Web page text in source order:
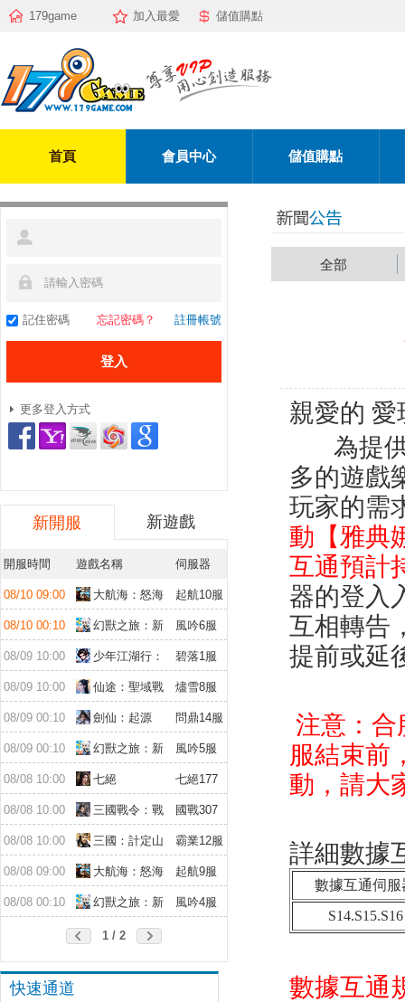
179game 加入最愛 儲值購點
首頁 會員中心 儲值購點
記住密碼 忘記密碼？ 註冊帳號
更多登入方式
新開服 新遊戲
開服時間 遊戲名稱 伺服器
08/10 09:00
大航海：怒海
遠征
起航10服
08/10 00:10
幻獸之旅：新
紀元
風吟6服
08/09 10:00
少年江湖行：
福利版
碧落1服
08/09 10:00
仙途：聖域戰
場
燼雪8服
08/09 00:10 劍仙：起源 問鼎14服
08/09 00:10
幻獸之旅：新
紀元
風吟5服
08/08 10:00 七絕
七絕177
08/08 10:00
三國戰令：戰
略版
國戰307
08/08 10:00
三國：計定山
河
霸業12服
08/08 09:00
大航海：怒海
遠征
起航9服
08/08 00:10
幻獸之旅：新
風吟4服
1 / 2
快速通道
全部
親愛的
為提供
多的遊戲
玩家的需
動【雅典
互通預計
器的登入
互相轉告
提前或延
注意： 合
服結束前
動，請大
詳細數據
數據互通伺服
S14.S15.S16
數據互通